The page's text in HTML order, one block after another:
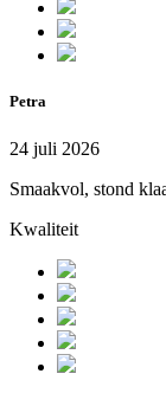
Petra
24 juli 2026
Smaakvol, stond
Kwaliteit